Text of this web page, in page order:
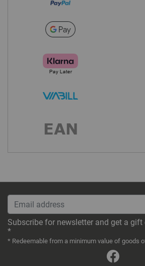
Email address
Subscribe for newsletter and get a gift
*
* Redeemable from a minimum value of goods